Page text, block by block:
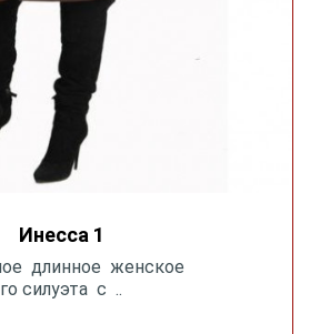
Инесса 1
длинное женское
силуэта c ..